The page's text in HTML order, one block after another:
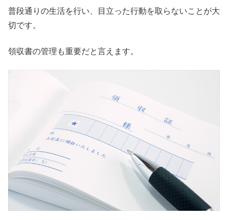
普段通りの生活を行い、目立った行動を取らないことが大
切です。
領収書の管理も重要だと言えます。